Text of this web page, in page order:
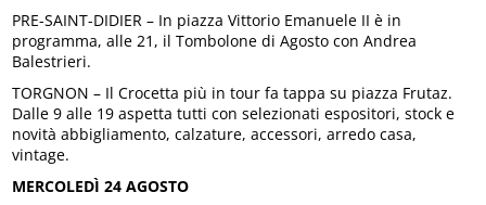
PRE-SAINT-DIDIER – In piazza Vittorio Emanuele II è in
programma, alle 21, il Tombolone di Agosto con Andrea
Balestrieri.
TORGNON – Il Crocetta più in tour fa tappa su piazza Frutaz.
Dalle 9 alle 19 aspetta tutti con selezionati espositori, stock e
novità abbigliamento, calzature, accessori, arredo casa,
vintage.
MERCOLEDÌ 24 AGOSTO